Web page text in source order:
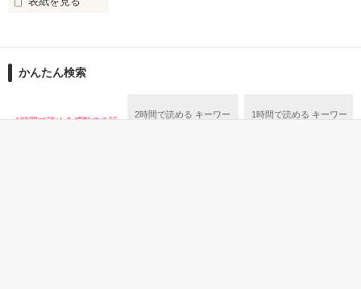
2026.6.5～2026.7.25
ションの企画戦略室で働いている。
めた、同期で恋人の石垣守（26）がいるのだが、後輩の姫原由
守と由羅から『便利屋雛子』と馬鹿にされ、一人こっそり泣い
かんたん検索
1時間で読める感動する話
2時間で読める キーワー
1時間で読める キーワー